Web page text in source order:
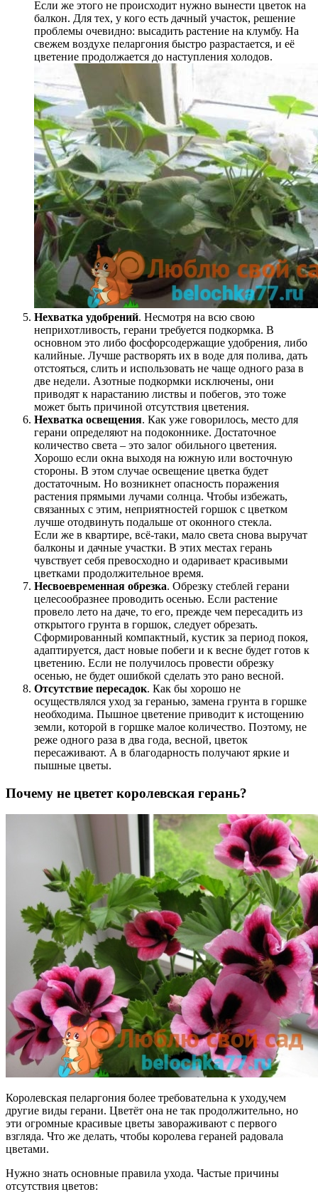
Если же этого не происходит нужно вынести цветок на
балкон. Для тех, у кого есть дачный участок, решение
проблемы очевидно: высадить растение на клумбу. На
свежем воздухе пеларгония быстро разрастается, и её
цветение продолжается до наступления холодов.
Нехватка удобрений. Несмотря на всю свою
неприхотливость, герани требуется подкормка. В
основном это либо фосфорсодержащие удобрения, либо
калийные. Лучше растворять их в воде для полива, дать
отстояться, слить и использовать не чаще одного раза в
две недели. Азотные подкормки исключены, они
приводят к нарастанию листвы и побегов, это тоже
может быть причиной отсутствия цветения.
Нехватка освещения. Как уже говорилось, место для
герани определяют на подоконнике. Достаточное
количество света – это залог обильного цветения.
Хорошо если окна выходя на южную или восточную
стороны. В этом случае освещение цветка будет
достаточным. Но возникнет опасность поражения
растения прямыми лучами солнца. Чтобы избежать,
связанных с этим, неприятностей горшок с цветком
лучше отодвинуть подальше от оконного стекла.
Если же в квартире, всё-таки, мало света снова выручат
балконы и дачные участки. В этих местах герань
чувствует себя превосходно и одаривает красивыми
цветками продолжительное время.
Несвоевременная обрезка. Обрезку стеблей герани
целесообразнее проводить осенью. Если растение
провело лето на даче, то его, прежде чем пересадить из
открытого грунта в горшок, следует обрезать.
Сформированный компактный, кустик за период покоя,
адаптируется, даст новые побеги и к весне будет готов к
цветению. Если не получилось провести обрезку
осенью, не будет ошибкой сделать это рано весной.
Отсутствие пересадок. Как бы хорошо не
осуществлялся уход за геранью, замена грунта в горшке
необходима. Пышное цветение приводит к истощению
земли, которой в горшке малое количество. Поэтому, не
реже одного раза в два года, весной, цветок
пересаживают. А в благодарность получают яркие и
пышные цветы.
Почему не цветет королевская герань?
Королевская пеларгония более требовательна к уходу,чем
другие виды герани. Цветёт она не так продолжительно, но
эти огромные красивые цветы завораживают с первого
взгляда. Что же делать, чтобы королева гераней радовала
цветами.
Нужно знать основные правила ухода. Частые причины
отсутствия цветов: